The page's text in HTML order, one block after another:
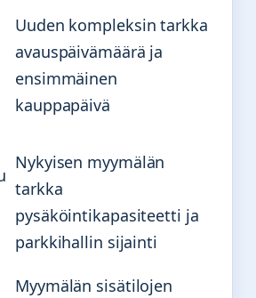
Uuden kompleksin tarkka
avauspäivämäärä ja
ensimmäinen
kauppapäivä
Nykyisen myymälän
tarkka
pysäköintikapasiteetti ja
parkkihallin sijainti
Myymälän sisätilojen